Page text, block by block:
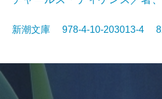
新潮文庫 978-4-10-203013-4